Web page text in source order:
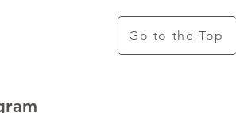
Go to the Top